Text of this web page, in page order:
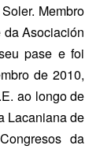
Membro
Asociación
pase e foi
de 2010,
ao longo de
Lacaniana de
da